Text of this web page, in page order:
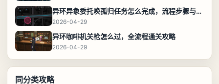
异环异象委托唤孤归任务怎么完成，流程步骤与位置攻略
2026-04-29
异环咖啡机关枪怎么过，全流程通关攻略
2026-04-29
同分类攻略